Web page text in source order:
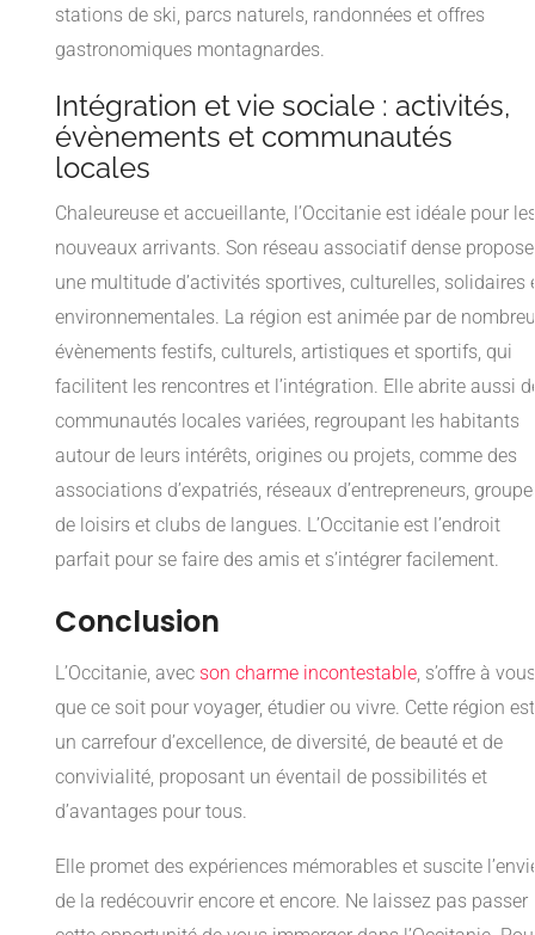
stations de ski, parcs naturels, randonnées et offres
gastronomiques montagnardes.
Intégration et vie sociale : activités,
évènements et communautés
locales
Chaleureuse et accueillante, l’Occitanie est idéale pour
nouveaux arrivants. Son réseau associatif dense propose
une multitude d’activités sportives, culturelles, solidaires
environnementales. La région est animée par de
évènements festifs, culturels, artistiques et sportifs, qui
facilitent les rencontres et l’intégration. Elle abrite aussi
communautés locales variées, regroupant les habitants
autour de leurs intérêts, origines ou projets, comme des
associations d’expatriés, réseaux d’entrepreneurs,
de loisirs et clubs de langues. L’Occitanie est l’endroit
parfait pour se faire des amis et s’intégrer facilement.
Conclusion
L’Occitanie, avec son charme incontestable, s’offre à
que ce soit pour voyager, étudier ou vivre. Cette région est
un carrefour d’excellence, de diversité, de beauté et de
convivialité, proposant un éventail de possibilités et
d’avantages pour tous.
Elle promet des expériences mémorables et suscite
de la redécouvrir encore et encore. Ne laissez pas passer